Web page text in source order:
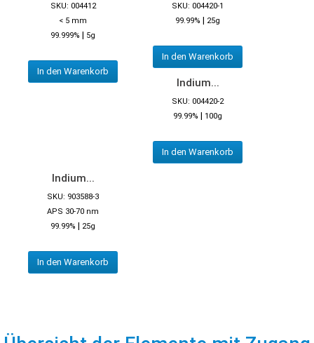
SKU: 004412
< 5 mm
99.999% | 5g
In den Warenkorb
SKU: 004420-1
99.99% | 25g
In den Warenkorb
Indium...
SKU: 004420-2
99.99% | 100g
In den Warenkorb
Indium...
SKU: 903588-3
APS 30-70 nm
99.99% | 25g
In den Warenkorb